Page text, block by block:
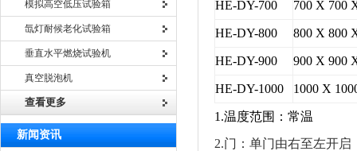
模拟高空低压试验箱
氙灯耐候老化试验箱
垂直水平燃烧试验机
真空脱泡机
查看更多
新闻资讯
HE-DY-700 700 X 700
HE-DY-800 800 X 800
HE-DY-900 900 X 900
HE-DY-1000 1000 X
1.温度范围：常温
2.门：单门由右至左开启